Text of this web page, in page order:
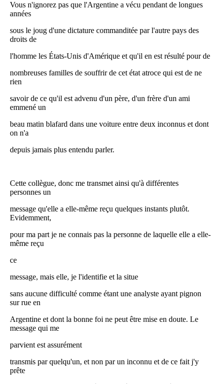
Vous n'ignorez pas que l'Argentine a vécu pendant de longues
années
sous le joug d'une dictature commanditée par l'autre pays des
droits de
l'homme les États-Unis d'Amérique et qu'il en est résulté pour de
nombreuses familles de souffrir de cet état atroce qui est de ne
rien
savoir de ce qu'il est advenu d'un père, d'un frère d'un ami
emmené un
beau matin blafard dans une voiture entre deux inconnus et dont
on n'a
depuis jamais plus entendu parler.
Cette collègue, donc me transmet ainsi qu'à différentes
personnes un
message qu'elle a elle-même reçu quelques instants plutôt.
Evidemment,
pour ma part je ne connais pas la personne de laquelle elle a elle-
même reçu
ce
message, mais elle, je l'identifie et la situe
sans aucune difficulté comme étant une analyste ayant pignon
sur rue en
Argentine et dont la bonne foi ne peut être mise en doute. Le
message qui me
parvient est assurément
transmis par quelqu'un, et non par un inconnu et de ce fait j'y
prête